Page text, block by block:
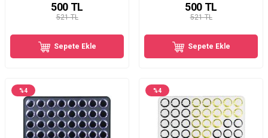
521 TL
500 TL
Sepete Ekle
521 TL
500 TL
Sepete Ekle
%4 %4